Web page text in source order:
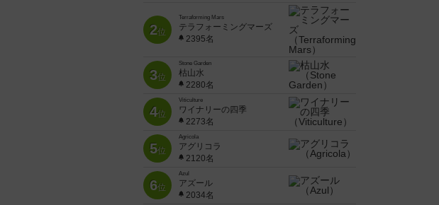
2位
Terraforming Mars
テラフォーミングマーズ
2395名
3位
Stone Garden
枯山水
2280名
4位
Viticulture
ワイナリーの四季
2273名
5位
Agricola
アグリコラ
2120名
6位
Azul
アズール
2034名